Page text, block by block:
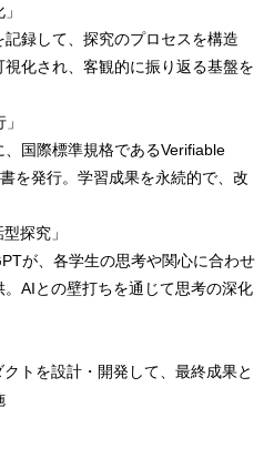
録して、探究のプロセスを構造
化され、客観的に振り返る基盤を
国際標準規格であるVerifiable
を発行。学習成果を永続的で、改
探究」
が、各学生の思考や関心に合わせ
AIとの壁打ちを通じて思考の深化
トを設計・開発して、最終成果と